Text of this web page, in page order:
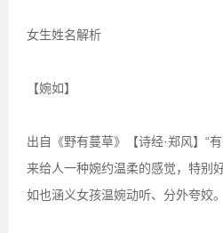
女生姓名解析
【婉如】
出自《野有蔓草》【诗经·郑风】“
来给人一种婉约温柔的感觉，特别
如也涵义女孩温婉动听、分外夸姣。